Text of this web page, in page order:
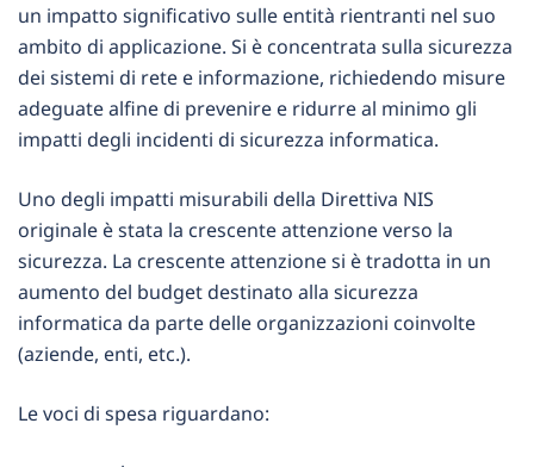
un impatto significativo sulle entità rientranti nel suo
ambito di applicazione. Si è concentrata sulla sicurezza
dei sistemi di rete e informazione, richiedendo misure
adeguate alfine di prevenire e ridurre al minimo gli
impatti degli incidenti di sicurezza informatica.
Uno degli impatti misurabili della Direttiva NIS
originale è stata la crescente attenzione verso la
sicurezza. La crescente attenzione si è tradotta in un
aumento del budget destinato alla sicurezza
informatica da parte delle organizzazioni coinvolte
(aziende, enti, etc.).
Le voci di spesa riguardano: